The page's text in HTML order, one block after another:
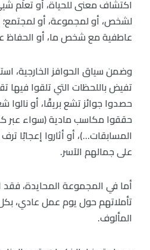
اكتشاف معنى للحياة، أو تعلّم
لشخص، أو لمجموعة، أو لمجتمع؛
عاطفية مع شخص ما، أو
وضمن سياق الحوافز الخارجية،
تفيض باللحظات التي تلقوا فيها
حصدوا جوائز تشع بريقًا، أو نالوا
حققوا مكاسب مادية (سواء عبر
المسابقات…)، أو أثاروا إعجابًا
على جمالهم الآسر.
أما في المجموعة المحايدة،
تأملاتهم حول يوم عمل عادي،
المألوف.